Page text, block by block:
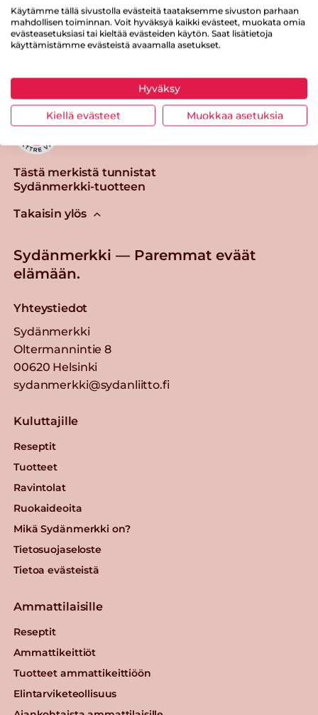
Tulosta sivu Jaa tuote
Tästä merkistä tunnistat
Sydänmerkki-tuotteen
Takaisin ylös
Sydänmerkki — Paremmat eväät
elämään.
Yhteystiedot
Sydänmerkki
Oltermannintie 8
00620 Helsinki
sydanmerkki@sydanliitto.fi
Kuluttajille
Reseptit
Tuotteet
Ravintolat
Ruokaideoita
Mikä Sydänmerkki on?
Tietosuojaseloste
Tietoa evästeistä
Ammattilaisille
Reseptit
Ammattikeittiöt
Tuotteet ammattikeittiöön
Elintarviketeollisuus
Käytämme tällä sivustolla evästeitä taataksemme sivuston parhaan
mahdollisen toiminnan. Voit hyväksyä kaikki evästeet, muokata omia
evästeasetuksiasi tai kieltää evästeiden käytön. Saat lisätietoja
käyttämistämme evästeistä avaamalla asetukset.
Hyväksy
Kiellä evästeet Muokkaa asetuksia